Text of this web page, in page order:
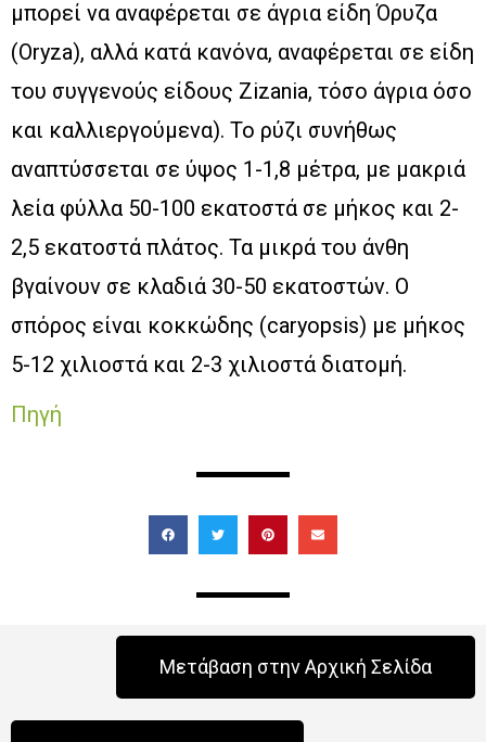
μπορεί να αναφέρεται σε άγρια είδη Όρυζα
(Oryza), αλλά κατά κανόνα, αναφέρεται σε είδη
του συγγενούς είδους Zizania, τόσο άγρια όσο
και καλλιεργούμενα). Το ρύζι συνήθως
αναπτύσσεται σε ύψος 1-1,8 μέτρα, με μακριά
λεία φύλλα 50-100 εκατοστά σε μήκος και 2-
2,5 εκατοστά πλάτος. Τα μικρά του άνθη
βγαίνουν σε κλαδιά 30-50 εκατοστών. Ο
σπόρος είναι κοκκώδης (caryopsis) με μήκος
5-12 χιλιοστά και 2-3 χιλιοστά διατομή.
Πηγή
Μετάβαση στην Αρχική Σελίδα